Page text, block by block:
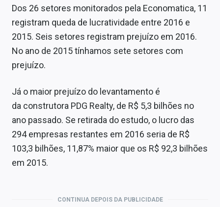
Expediente
Contato
Dos 26 setores monitorados pela Economatica, 11
registram queda de lucratividade entre 2016 e
2015. Seis setores registram prejuízo em 2016.
No ano de 2015 tínhamos sete setores com
prejuízo.
Já o maior prejuízo do levantamento é
da construtora PDG Realty, de R$ 5,3 bilhões no
ano passado. Se retirada do estudo, o lucro das
294 empresas restantes em 2016 seria de R$
103,3 bilhões, 11,87% maior que os R$ 92,3 bilhões
em 2015.
CONTINUA DEPOIS DA PUBLICIDADE